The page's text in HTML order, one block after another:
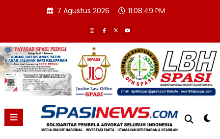
7 Agustus 2026 11:08:50 PM